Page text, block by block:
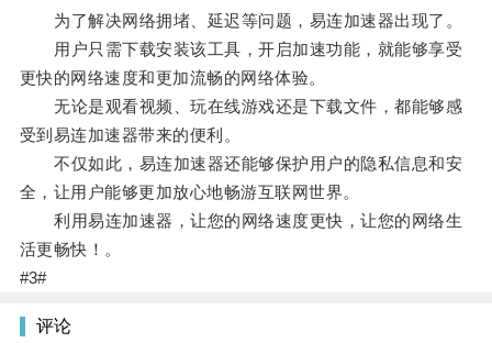
为了解决网络拥堵、延迟等问题，易连加速器出现了。
用户只需下载安装该工具，开启加速功能，就能够享受
更快的网络速度和更加流畅的网络体验。
无论是观看视频、玩在线游戏还是下载文件，都能够感
受到易连加速器带来的便利。
不仅如此，易连加速器还能够保护用户的隐私信息和安
全，让用户能够更加放心地畅游互联网世界。
利用易连加速器，让您的网络速度更快，让您的网络生
活更畅快！。
#3#
评论